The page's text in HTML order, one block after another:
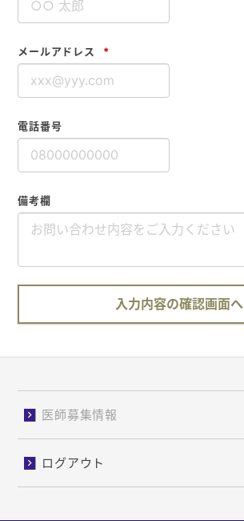
メールアドレス *
電話番号
備考欄
入力内容の確認画面へ
医師募集情報
ログアウト